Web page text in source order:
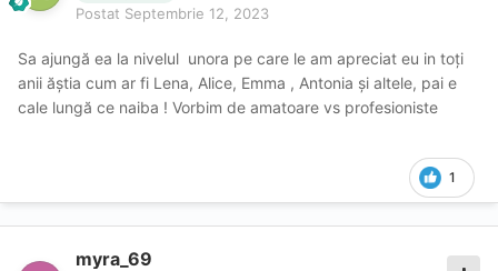
Postat Septembrie 12, 2023
Sa ajungă ea la nivelul unora pe care le am apreciat eu in toți
anii ăștia cum ar fi Lena, Alice, Emma , Antonia și altele, pai e
cale lungă ce naiba ! Vorbim de amatoare vs profesioniste
1
myra_69